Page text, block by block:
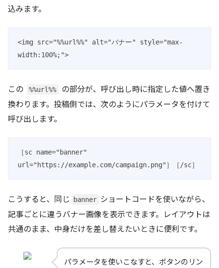
込みます。
<img src="%%url%%" alt="バナー" style="max-
width:100%;">
この %%url%%
の部分が、呼び出し時に指定した値へ置き
換わります。投稿側では、次のようにパラメータを付けて
呼び出します。
［sc name="banner"
url="https://example.com/campaign.png"］［/sc］
こうすると、同じ banner ショートコードを使いながら、
記事ごとに違うバナー画像を表示できます。レイアウトは
共通のまま、中身だけを差し替えたいときに便利です。
パラメータを使いこなすと、ボタンのリン